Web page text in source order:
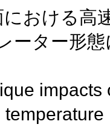
おける高
ーター形
impacts